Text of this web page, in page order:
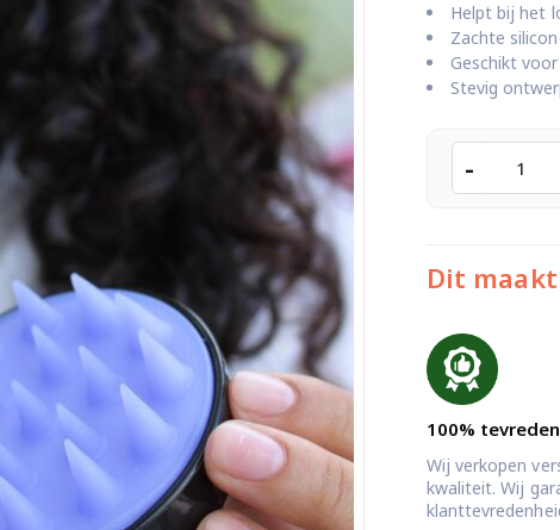
Helpt bij het
Zachte
Geschikt
Stevig
Shampoo
aantal
-
Dit
100%
Wij verkopen
kwaliteit. Wij